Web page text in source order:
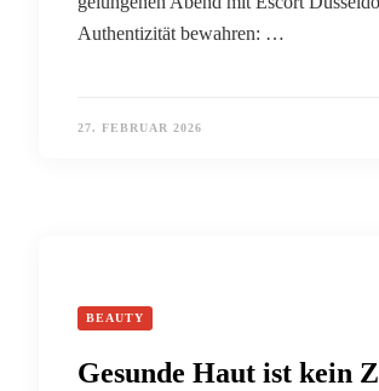
Authentizität bewahren: …
27. FEBRUAR 2026
BEAUTY
Gesunde Haut ist kein